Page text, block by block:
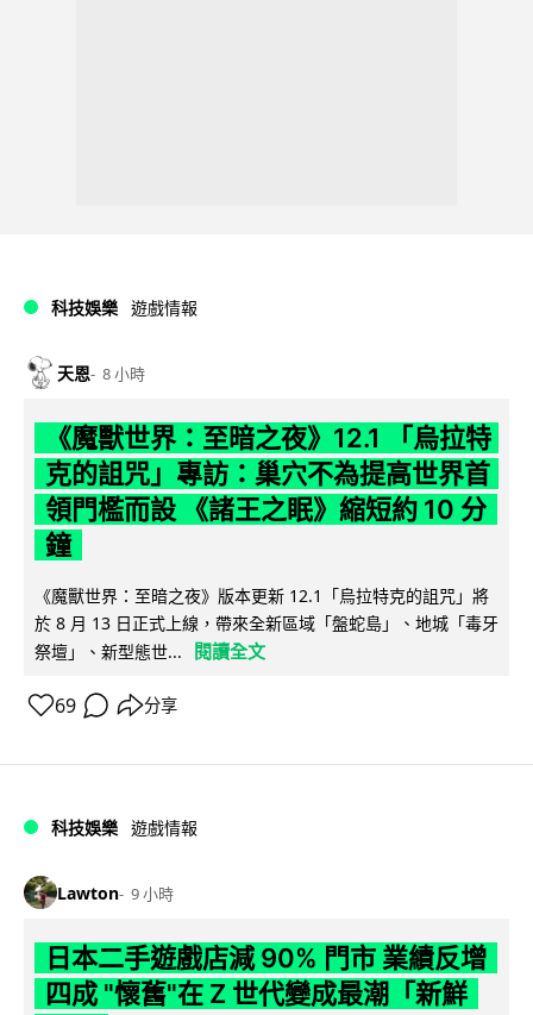
科技娛樂 遊戲情報
天恩 8 小時
《魔獸世界：至暗之夜》12.1 「烏拉特
克的詛咒」專訪：巢穴不為提高世界首
領門檻而設 《諸王之眠》縮短約 10 分
鐘
《魔獸世界：至暗之夜》版本更新 12.1「烏拉特克的詛咒」將
於 8 月 13 日正式上線，帶來全新區域「盤蛇島」、地城「毒牙
祭壇」、新型態世...
閱讀全文
69 分享
科技娛樂 遊戲情報
Lawton 9 小時
日本二手遊戲店減 90% 門市 業績反增
四成 "懷舊"在 Z 世代變成最潮「新鮮